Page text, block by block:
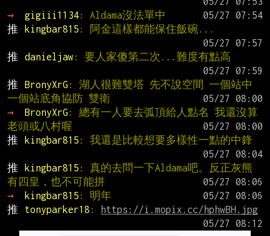
→
gigiii1134: Aldama沒法單中
推
kingbar815 : 阿金這樣都能保住飯碗...
推
danieljaw: 要人家傻第二次...難度有點高
推
BronyXrG: 湖人很難雙塔 先不說空間 一個站中
一個站底角協防 雙衛
→
BronyXrG: 總有一人要去弧頂給人點名 我還沒算
老頭或八村喔
推
kingbar815 : 我還是比較想要多樣性一點的中鋒
推
kingbar815 : 真的去問一下Aldama吧。反正灰熊
有四皇，也不可能拼
→
kingbar815 : 明年
推
tonyparker18 :
https://i.mopix.cc/hphwBH.jpg